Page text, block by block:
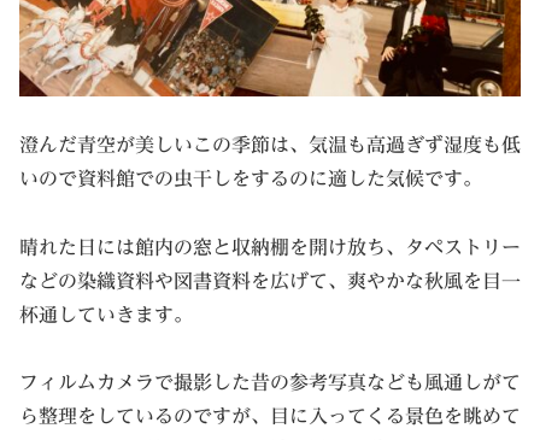
澄んだ青空が美しいこの季節は、気温も高過ぎず湿度も低
いので資料館での虫干しをするのに適した気候です。
晴れた日には館内の窓と収納棚を開け放ち、タペストリー
などの染織資料や図書資料を広げて、爽やかな秋風を目一
杯通していきます。
フィルムカメラで撮影した昔の参考写真なども風通しがて
ら整理をしているのですが、目に入ってくる景色を眺めて